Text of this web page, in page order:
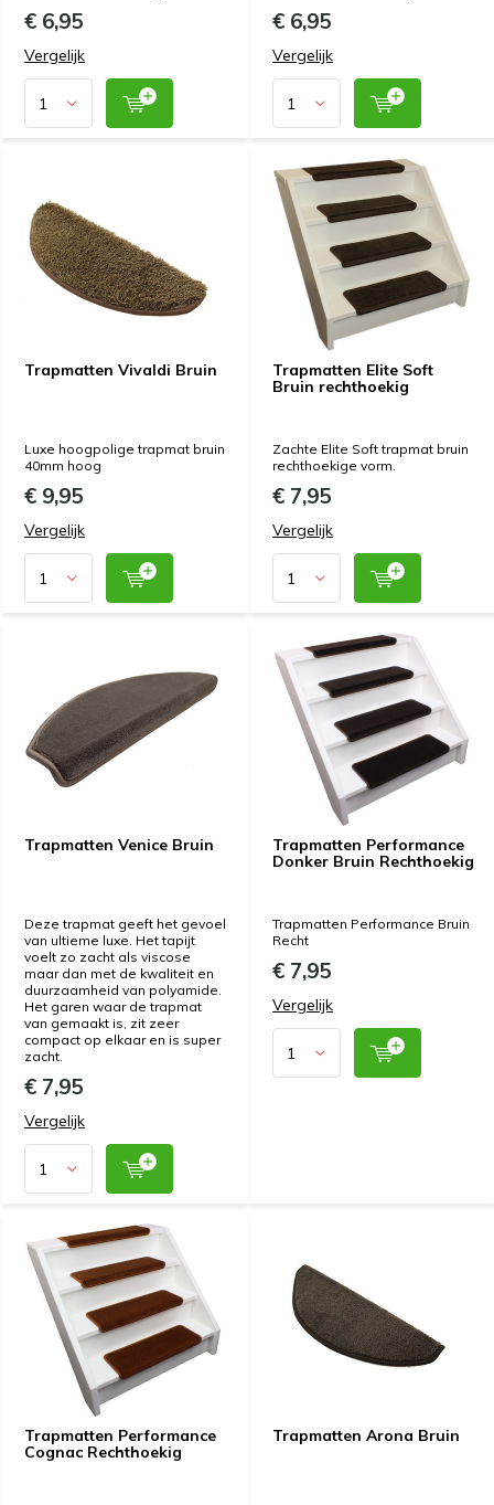
€ 6,95
Vergelijk
€ 6,95
Vergelijk
Trapmatten Vivaldi Bruin
Luxe hoogpolige trapmat bruin
40mm hoog
€ 9,95
Vergelijk
Trapmatten Elite Soft
Bruin rechthoekig
Zachte Elite Soft trapmat bruin
rechthoekige vorm.
€ 7,95
Vergelijk
Trapmatten Venice Bruin
Deze trapmat geeft het gevoel
van ultieme luxe. Het tapijt
voelt zo zacht als viscose
maar dan met de kwaliteit en
duurzaamheid van polyamide.
Het garen waar de trapmat
van gemaakt is, zit zeer
compact op elkaar en is super
zacht.
€ 7,95
Vergelijk
Trapmatten Performance
Donker Bruin Rechthoekig
Trapmatten Performance Bruin
Recht
€ 7,95
Vergelijk
Trapmatten Performance
Cognac Rechthoekig
Trapmatten Arona Bruin